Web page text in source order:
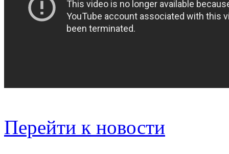
Перейти к новости